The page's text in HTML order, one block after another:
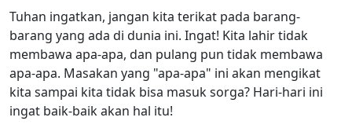
Tuhan ingatkan, jangan kita terikat pada barang-
barang yang ada di dunia ini. Ingat! Kita lahir tidak
membawa apa-apa, dan pulang pun tidak membawa
apa-apa. Masakan yang "apa-apa" ini akan mengikat
kita sampai kita tidak bisa masuk sorga? Hari-hari ini
ingat baik-baik akan hal itu!